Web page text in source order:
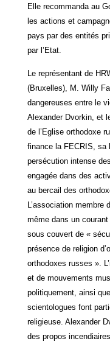
Elle recommanda au
les actions et
pays par des entités
par l’Etat.
Le représentant de
(Bruxelles), M. Willy
dangereuses entre le
Alexander Dvorkin, et
de l’Eglise orthodoxe
finance la FECRIS, sa
persécution intense
engagée dans des
au bercail des
L’association membre
même dans un
sous couvert de «
présence de religion
orthodoxes russes ».
et de mouvements
politiquement, ainsi
scientologues font
religieuse. Alexander
des propos